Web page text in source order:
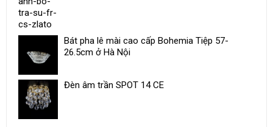
Bát pha lê mài cao cấp Bohemia Tiệp 57-
26.5cm ở Hà Nội
Đèn âm trần SPOT 14 CE